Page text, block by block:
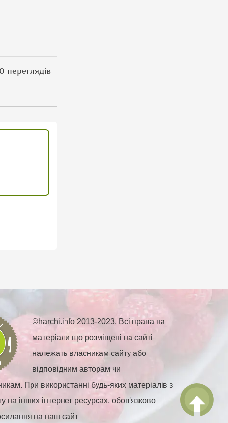
переглядів
©harchi.info 2013-2023. Всі права на
матеріали що розміщені на сайті
належать власникам сайту або
відповідним авторам чи
При використанні будь-яких матеріалів з
на інших інтернет ресурсах, обов'язково
на наш сайт